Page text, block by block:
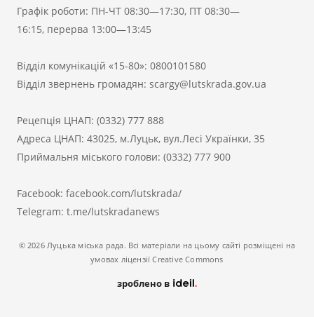
Графік роботи: ПН-ЧТ 08:30—17:30, ПТ 08:30—
16:15, перерва 13:00—13:45
Відділ комунікацій «15-80»: 0800101580
Відділ звернень громадян: scargy@lutskrada.gov.ua
Рецепція ЦНАП: (0332) 777 888
Адреса ЦНАП: 43025, м.Луцьк, вул.Лесі Українки, 35
Приймальня міського голови: (0332) 777 900
Facebook: facebook.com/lutskrada/
Telegram: t.me/lutskradanews
© 2026 Луцька міська рада. Всі матеріали на цьому сайті розміщені на
умовах ліцензії Creative Commons
зроблено в